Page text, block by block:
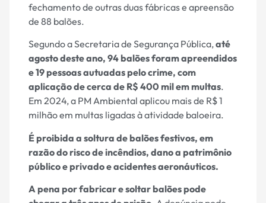
fechamento de outras duas fábricas e apreensão
de 88 balões.
Segundo a Secretaria de Segurança Pública,até
agosto deste ano, 94 balões foram apreendidos
e 19 pessoas autuadas pelo crime, com
aplicação de cerca de R$ 400 mil em multas.
Em 2024, a PM Ambiental aplicou mais de R$ 1
milhão em multas ligadas à atividade baloeira.
É proibida a soltura de balões festivos, em
razão do risco de incêndios, dano a patrimônio
público e privado e acidentes aeronáuticos.
A pena por fabricar e soltar balões pode